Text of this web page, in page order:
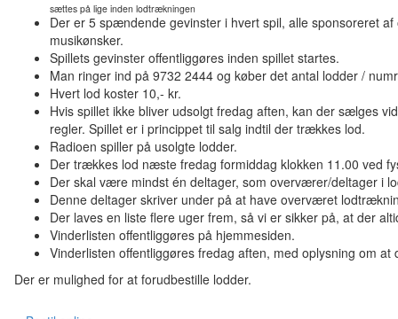
sættes på lige inden lodtrækningen
Der er 5 spændende gevinster i hvert spil, alle sponsoreret
musikønsker.
Spillets gevinster offentliggøres inden spillet startes.
Man ringer ind på 9732 2444 og køber det antal lodder /
Hvert lod koster 10,- kr.
Hvis spillet ikke bliver udsolgt fredag aften, kan der sælges
regler. Spillet er i princippet til salg indtil der trækkes lod.
Radioen spiller på usolgte lodder.
Der trækkes lod næste fredag formiddag klokken 11.00 ved
Der skal være mindst én deltager, som overværer/deltager i
Denne deltager skriver under på at have overværet
Der laves en liste flere uger frem, så vi er sikker på, at der
Vinderlisten offentliggøres på hjemmesiden.
Vinderlisten offentliggøres fredag aften, med oplysning om
Der er mulighed for at forudbestille lodder.